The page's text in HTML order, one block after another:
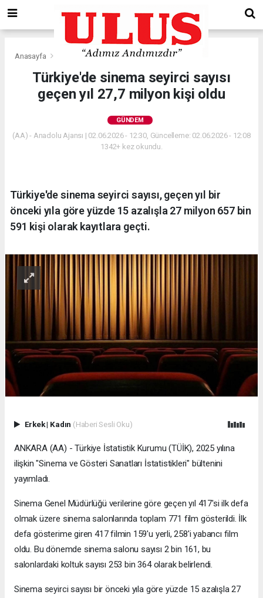
Anasayfa Gündem
Türkiye'de sinema seyirci sayısı
geçen yıl 27,7 milyon kişi oldu
GÜNDEM
(AA) - Anadolu Ajansı | 02.06.2026 - 12:30, Güncelleme: 02.06.2026 - 12:08
1342+ kez okundu.
Türkiye'de sinema seyirci sayısı, geçen yıl bir
önceki yıla göre yüzde 15 azalışla 27 milyon 657 bin
591 kişi olarak kayıtlara geçti.
Erkek| Kadın (Haberi Sesli Oku)
ANKARA (AA) - Türkiye İstatistik Kurumu (TÜİK), 2025 yılına
ilişkin "Sinema ve Gösteri Sanatları İstatistikleri" bültenini
yayımladı.
Sinema Genel Müdürlüğü verilerine göre geçen yıl 417'si ilk defa
olmak üzere sinema salonlarında toplam 771 film gösterildi. İlk
defa gösterime giren 417 filmin 159'u yerli, 258'i yabancı film
oldu. Bu dönemde sinema salonu sayısı 2 bin 161, bu
salonlardaki koltuk sayısı 253 bin 364 olarak belirlendi.
Sinema seyirci sayısı bir önceki yıla göre yüzde 15 azalışla 27